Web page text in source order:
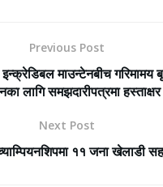
Previous Post
माउन्टेनबीच गरिमामय
लागि समझदारीपत्रमा हस्ताक्षर
Next Post
११ जना खेलाडी